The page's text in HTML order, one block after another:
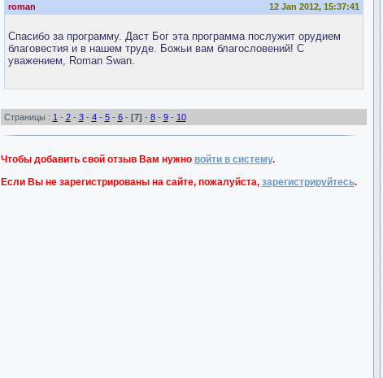
roman 12 Jan 2012, 15:37:41
Спасибо за программу. Даст Бог эта программа послужит орудием
благовестия и в нашем труде. Божьи вам благословений! С
уважением, Roman Swan.
Страницы : 1 - 2- 3- 4- 5- 6- [7] - 8- 9- 10
Чтобы добавить свой отзыв Вам нужно войти в систему.
Если Вы не зарегистрированы на сайте, пожалуйста, зарегистрируйтесь.